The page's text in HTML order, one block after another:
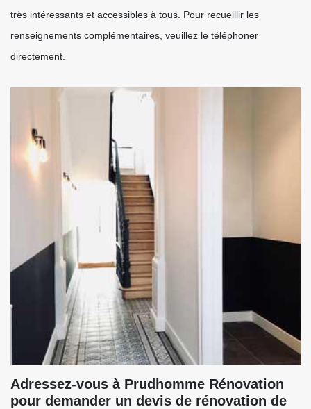
très intéressants et accessibles à tous. Pour recueillir les
renseignements complémentaires, veuillez le téléphoner
directement.
Adressez-vous à Prudhomme Rénovation
pour demander un devis de rénovation de